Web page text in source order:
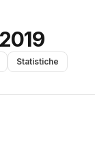
Statistiche